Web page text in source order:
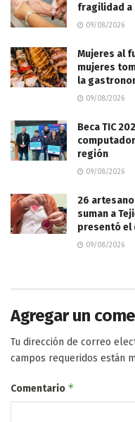
fragilidad a
09/08/2026
Mujeres al
mujeres
la
09/08/2026
Beca TIC
región
09/08/2026
26
suman a
presentó
09/08/2026
Agregar un
Tu dirección de correo
campos requeridos están
Comentario *